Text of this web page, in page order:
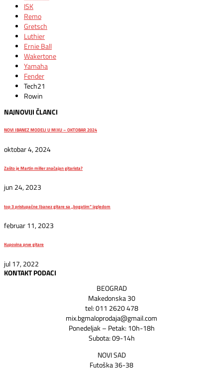
ISK
Remo
Gretsch
Luthier
Ernie Ball
Wakertone
Yamaha
Fender
Tech21
Rowin
NAJNOVIJI ČLANCI
NOVI IBANEZ MODELI U MIXU – OKTOBAR 2024
oktobar 4, 2024
Zašto je Martin miller značajan gitarista?
jun 24, 2023
top 3 pristupačne Ibanez gitare sa „bogatim“ izgledom
februar 11, 2023
Kupovina prve gitare
jul 17, 2022
KONTAKT PODACI
BEOGRAD
Makedonska 30
tel: 011 2620 478
mix.bgmaloprodaja@gmail.com
Ponedeljak – Petak: 10h-18h
Subota: 09-14h
NOVI SAD
Futoška 36-38